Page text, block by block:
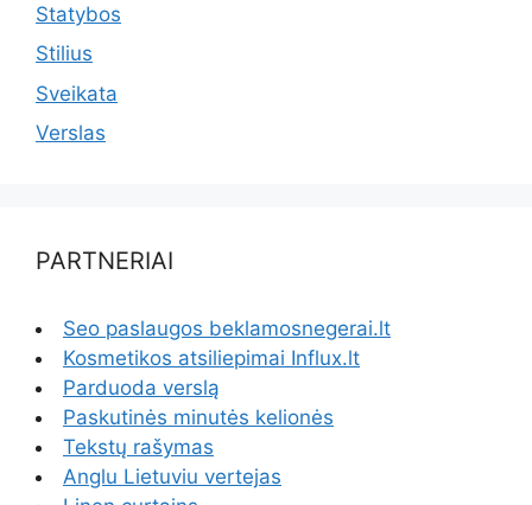
Statybos
Stilius
Sveikata
Verslas
PARTNERIAI
Seo paslaugos beklamosnegerai.lt
Kosmetikos atsiliepimai Influx.lt
Parduoda verslą
Paskutinės minutės kelionės
Tekstų rašymas
Anglu Lietuviu vertejas